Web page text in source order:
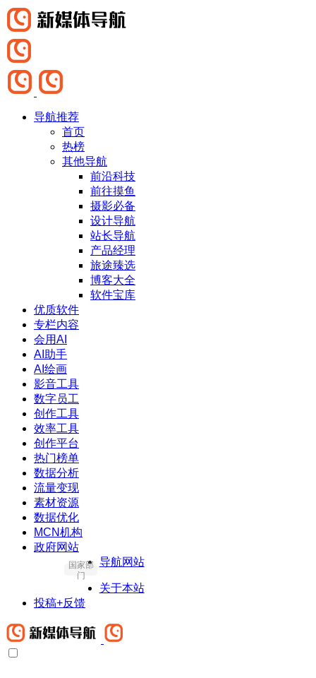
导航推荐
首页
热榜
其他导航
前沿科技
前往摸鱼
摄影必备
设计导航
站长导航
产品经理
旅途臻选
博客大全
软件宝库
优质软件
专栏内容
会用AI
AI助手
AI绘画
影音工具
数字员工
创作工具
效率工具
创作平台
热门榜单
数据分析
流量变现
素材资源
数据优化
MCN机构
政府网站
国家部
门
导航网站
关于本站
投稿+反馈